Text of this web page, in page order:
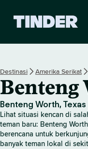
d
a
i
n
d
e
r
Destinasi Amerika Serikat
Benteng
Benteng Worth, Texas
Lihat situasi kencan di
teman baru: Benteng
berencana untuk
banyak teman lokal di